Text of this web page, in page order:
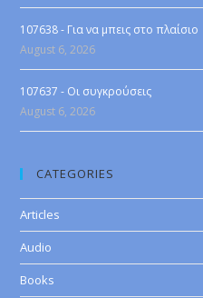
107638 - Για να μπεις στο πλαίσιο
August 6, 2026
107637 - Οι συγκρούσεις
August 6, 2026
CATEGORIES
Articles
Audio
Books